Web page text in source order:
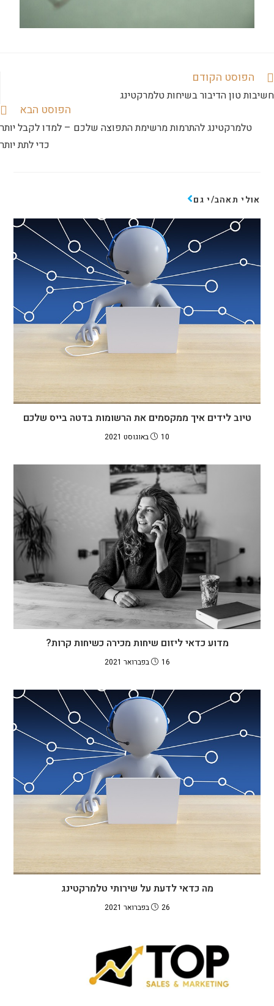
הפוסט הקודם
חשיבות טון הדיבור בשיחות טלמרקטינג
הפוסט הבא
טלמרקטינג להתרמות מרשימת התפוצה שלכם – למדו לקבל יותר
כדי לתת יותר
אולי תאהב/י גם
טיוב לידים איך ממקסמים את הרשומות בדטה בייס שלכם
10 באוגוסט 2021
מדוע כדאי ליזום שיחות מכירה כשיחות קרות?
16 בפברואר 2021
מה כדאי לדעת על שירותי טלמרקטינג
26 בפברואר 2021